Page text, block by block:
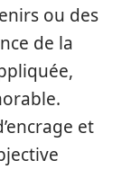
ou des
de la
et